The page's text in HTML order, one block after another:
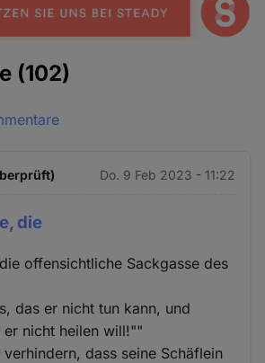
(102)
Do. 9 Feb 2023 - 11:22
die
offensichtliche Sackgasse des
das er nicht tun kann, und
er nicht heilen will!""
dass seine Schäflein